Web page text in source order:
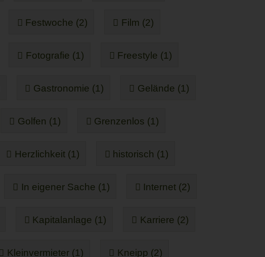
Festwoche (2) Film (2)
Fotografie (1) Freestyle (1)
Gastronomie (1) Gelände (1)
Golfen (1) Grenzenlos (1)
Herzlichkeit (1) historisch (1)
In eigener Sache (1) Internet (2)
Kapitalanlage (1) Karriere (2)
Kleinvermieter (1) Kneipp (2)